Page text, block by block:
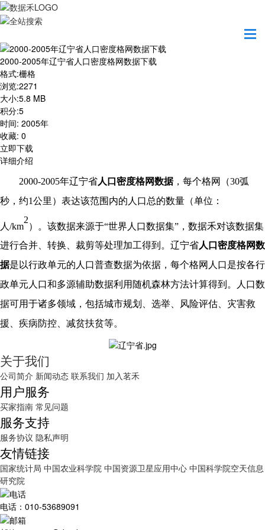
2000-2005年辽宁省人口密度格网数据下载
格式:栅格
浏览:2271
大小:5.8 MB
积分:5
时间: 2005年
收藏: 0
立即下载
详细介绍
2000-2005年辽宁省人口密度格网数据，每个格网（30弧
秒，约1公里）表达该范围内的人口总的数量（单位：
人/km
2
）。该数据来源于“世界人口数据集”，数据禾对该数据集
进行合并、转换、裁剪等处理加工得到。 辽宁省人口密度格网数
据是以行政单元的人口普查数据为依据，每个格网人口是按各行
政单元人口和多源辅助数据利用随机森林方法计算得到。人口数
据可用于诸多领域，包括城市规划、选举、风险评估、灾害救
援、疾病防控、减贫扶贫等。
关于我们
公司简介 新闻动态 联系我们 加入茗禾
用户服务
买家指南 常见问题
服务支持
服务协议 隐私声明
友情链接
国家统计局 中国农业科学院 中国资源卫星应用中心 中国科学院空天信息
研究院
电话：010-53689091